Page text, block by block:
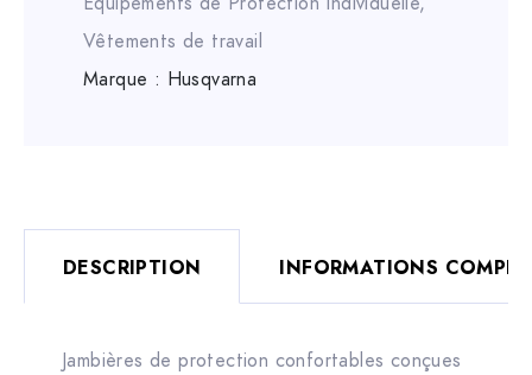
Vêtements de travail
Marque : Husqvarna
DESCRIPTION INFORMATIONS
Jambières de protection confortables conçues